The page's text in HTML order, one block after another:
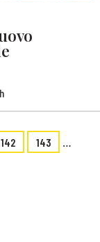
142 143 …